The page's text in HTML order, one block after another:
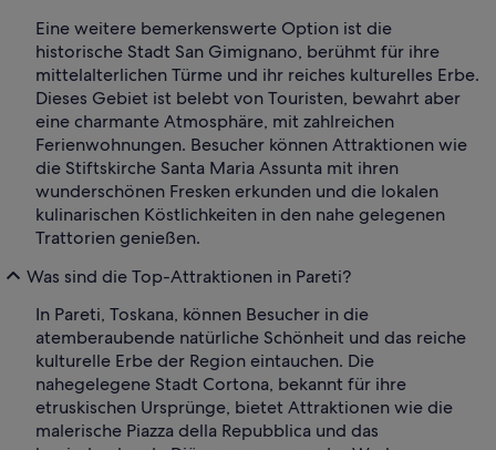
Eine weitere bemerkenswerte Option ist die
historische Stadt San Gimignano, berühmt für ihre
mittelalterlichen Türme und ihr reiches kulturelles Erbe.
Dieses Gebiet ist belebt von Touristen, bewahrt aber
eine charmante Atmosphäre, mit zahlreichen
Ferienwohnungen. Besucher können Attraktionen wie
die Stiftskirche Santa Maria Assunta mit ihren
wunderschönen Fresken erkunden und die lokalen
kulinarischen Köstlichkeiten in den nahe gelegenen
Trattorien genießen.
Was sind die Top-Attraktionen in Pareti?
In Pareti, Toskana, können Besucher in die
atemberaubende natürliche Schönheit und das reiche
kulturelle Erbe der Region eintauchen. Die
nahegelegene Stadt Cortona, bekannt für ihre
etruskischen Ursprünge, bietet Attraktionen wie die
malerische Piazza della Repubblica und das